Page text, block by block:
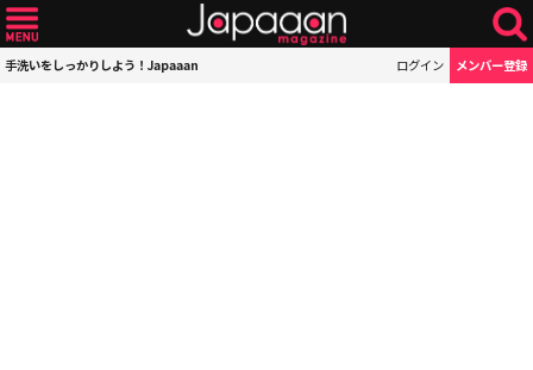
手洗いをしっかりしよう！Japaaan ログイン メンバー登録